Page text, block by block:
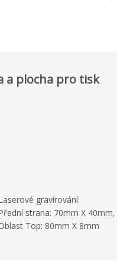
a plocha pro tisk
gravírování:
strana: 70mm X
Top: 80mm X 8mm